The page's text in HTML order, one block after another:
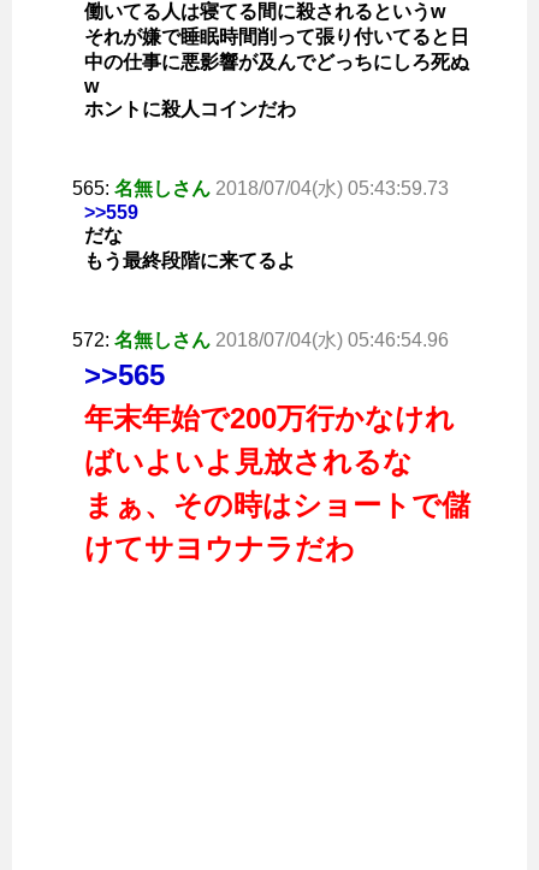
働いてる人は寝てる間に殺されるというw
それが嫌で睡眠時間削って張り付いてると日
中の仕事に悪影響が及んでどっちにしろ死ぬ
w
ホントに殺人コインだわ
565: 名無しさん 2018/07/04(水) 05:43:59.73
>>559
だな
もう最終段階に来てるよ
572: 名無しさん 2018/07/04(水) 05:46:54.96
>>565
年末年始で200万行かなけれ
ばいよいよ見放されるな
まぁ、その時はショートで儲
けてサヨウナラだわ